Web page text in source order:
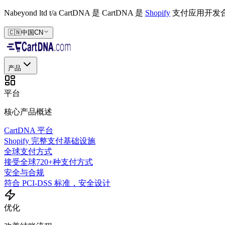
Nabeyond ltd t/a CartDNA 是 CartDNA 是 Shopify 支付应用开发
🇨🇳中国CN
产品
平台
核心产品概述
CartDNA 平台
Shopify 完整支付基础设施
全球支付方式
接受全球720+种支付方式
安全与合规
符合 PCI-DSS 标准，安全设计
优化